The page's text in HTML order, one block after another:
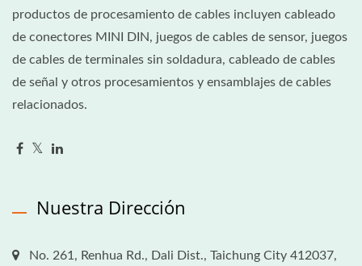
productos de procesamiento de cables incluyen cableado
de conectores MINI DIN, juegos de cables de sensor, juegos
de cables de terminales sin soldadura, cableado de cables
de señal y otros procesamientos y ensamblajes de cables
relacionados.
Nuestra Dirección
No. 261, Renhua Rd., Dali Dist., Taichung City 412037,